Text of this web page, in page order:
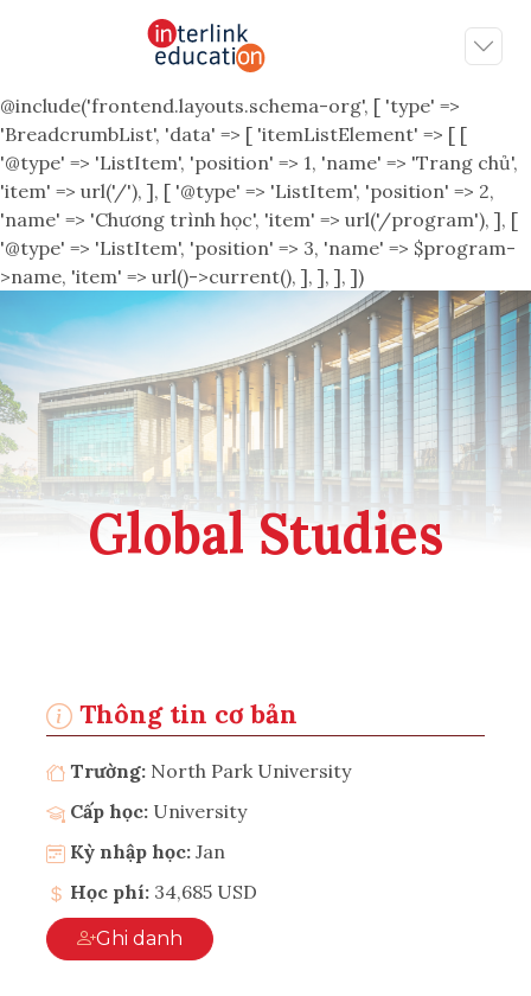
@include('frontend.layouts.schema-org', [ 'type' =>
'BreadcrumbList', 'data' => [ 'itemListElement' => [ [
'@type' => 'ListItem', 'position' => 1, 'name' => 'Trang chủ',
'item' => url('/'), ], [ '@type' => 'ListItem', 'position' => 2,
'name' => 'Chương trình học', 'item' => url('/program'), ], [
'@type' => 'ListItem', 'position' => 3, 'name' => $program-
>name, 'item' => url()->current(), ], ], ], ])
Global Studies
Thông tin cơ bản
Trường: North Park University
Cấp học: University
Kỳ nhập học: Jan
Học phí: 34,685 USD
Ghi danh